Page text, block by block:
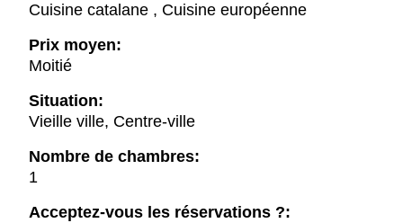
Cuisine catalane , Cuisine européenne
Prix moyen:
Moitié
Situation:
Vieille ville, Centre-ville
Nombre de chambres:
1
Acceptez-vous les réservations ?: